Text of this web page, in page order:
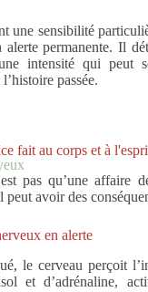
une sensibilité
alerte permanente. Il
intensité qui peut
passée.
fait au corps et à
pas qu’une affaire
avoir des
en alerte
le cerveau perçoit
et d’adrénaline,